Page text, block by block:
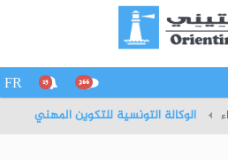
266
15
FR
الوكالة التونسية للتكوين المهني